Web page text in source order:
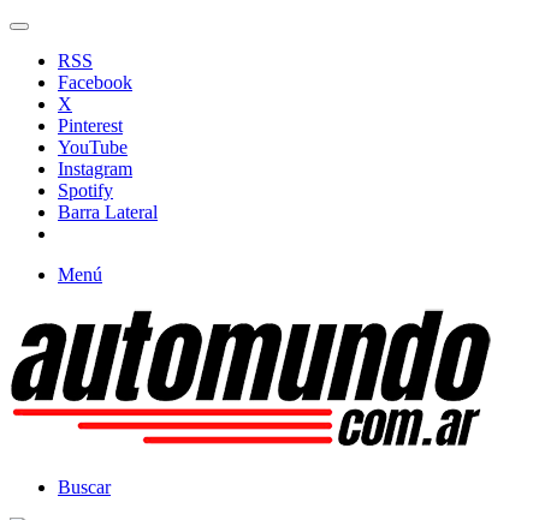
RSS
Facebook
X
Pinterest
YouTube
Instagram
Spotify
Barra Lateral
Menú
Buscar